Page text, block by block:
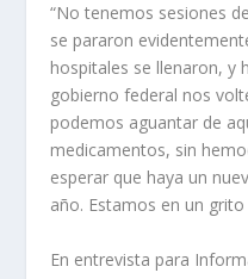
“No tenemos sesiones
se pararon
hospitales se llenaron, y
gobierno federal nos
podemos aguantar de
medicamentos, sin
esperar que haya un
año. Estamos en un grito
En entrevista para